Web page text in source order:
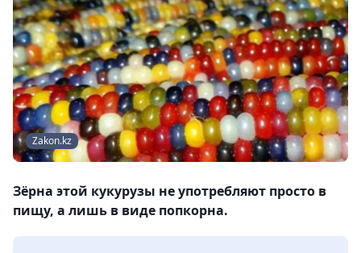
Zakon.kz
Зёрна этой кукурузы не употребляют просто в
пищу, а лишь в виде попкорна.